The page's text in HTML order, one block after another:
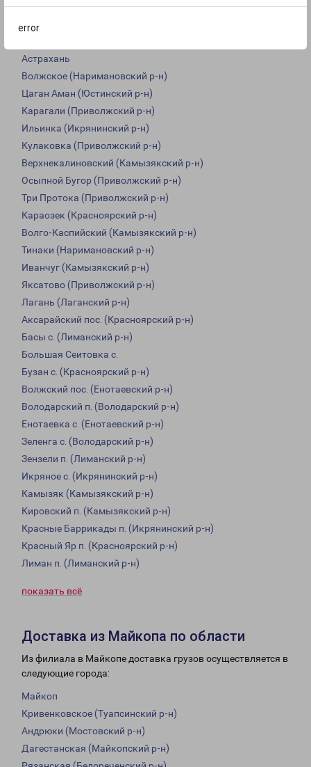
error
Астрахань
Волжское (Наримановский р-н)
Цаган Аман (Юстинский р-н)
Карагали (Приволжский р-н)
Ильинка (Икрянинский р-н)
Кулаковка (Приволжский р-н)
Верхнекалиновский (Камызякский р-н)
Осыпной Бугор (Приволжский р-н)
Три Протока (Приволжский р-н)
Караозек (Красноярский р-н)
Волго-Каспийский (Камызякский р-н)
Тинаки (Наримановский р-н)
Иванчуг (Камызякский р-н)
Яксатово (Приволжский р-н)
Лагань (Лаганский р-н)
Аксарайский пос. (Красноярский р-н)
Басы с. (Лиманский р-н)
Большая Сеитовка с.
Бузан с. (Красноярский р-н)
Волжский пос. (Енотаевский р-н)
Володарский п. (Володарский р-н)
Енотаевка с. (Енотаевский р-н)
Зеленга с. (Володарский р-н)
Зензели п. (Лиманский р-н)
Икряное с. (Икрянинский р-н)
Камызяк (Камызякский р-н)
Кировский п. (Камызякский р-н)
Красные Баррикады п. (Икрянинский р-н)
Красный Яр п. (Красноярский р-н)
Лиман п. (Лиманский р-н)
показать всё
Доставка из Майкопа по области
Из филиала в Майкопе доставка грузов осуществляется в
следующие города:
Майкоп
Кривенковское (Туапсинский р-н)
Андрюки (Мостовский р-н)
Дагестанская (Майкопский р-н)